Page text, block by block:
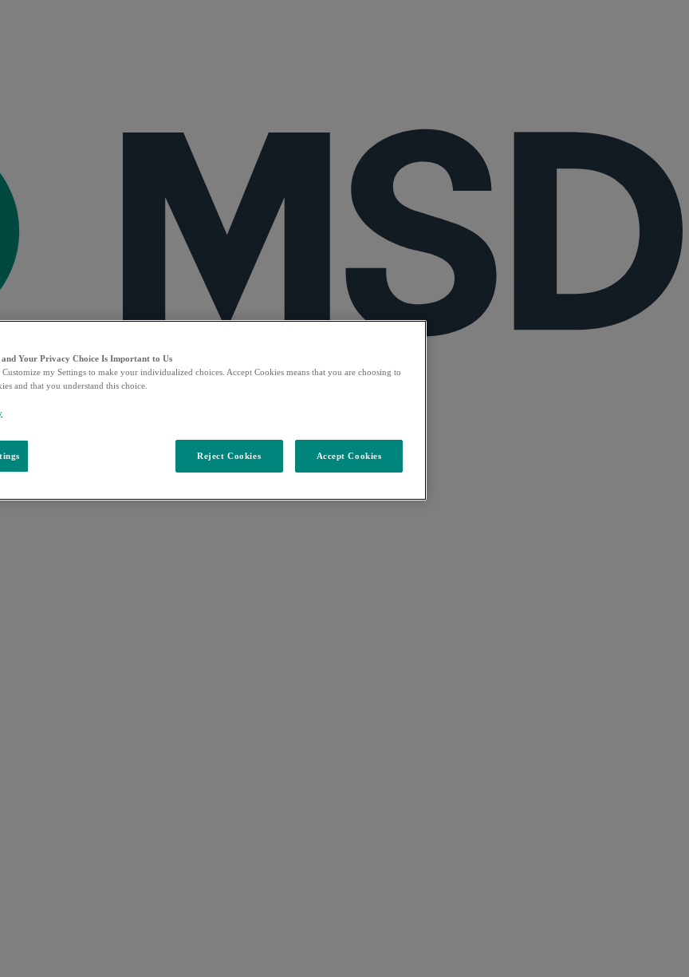
and Your Privacy Choice Is Important to Us
Customize my Settings to make your individualized choices. Accept Cookies means that you are choosing to
and that you understand this choice.
Reject Cookies Accept Cookies